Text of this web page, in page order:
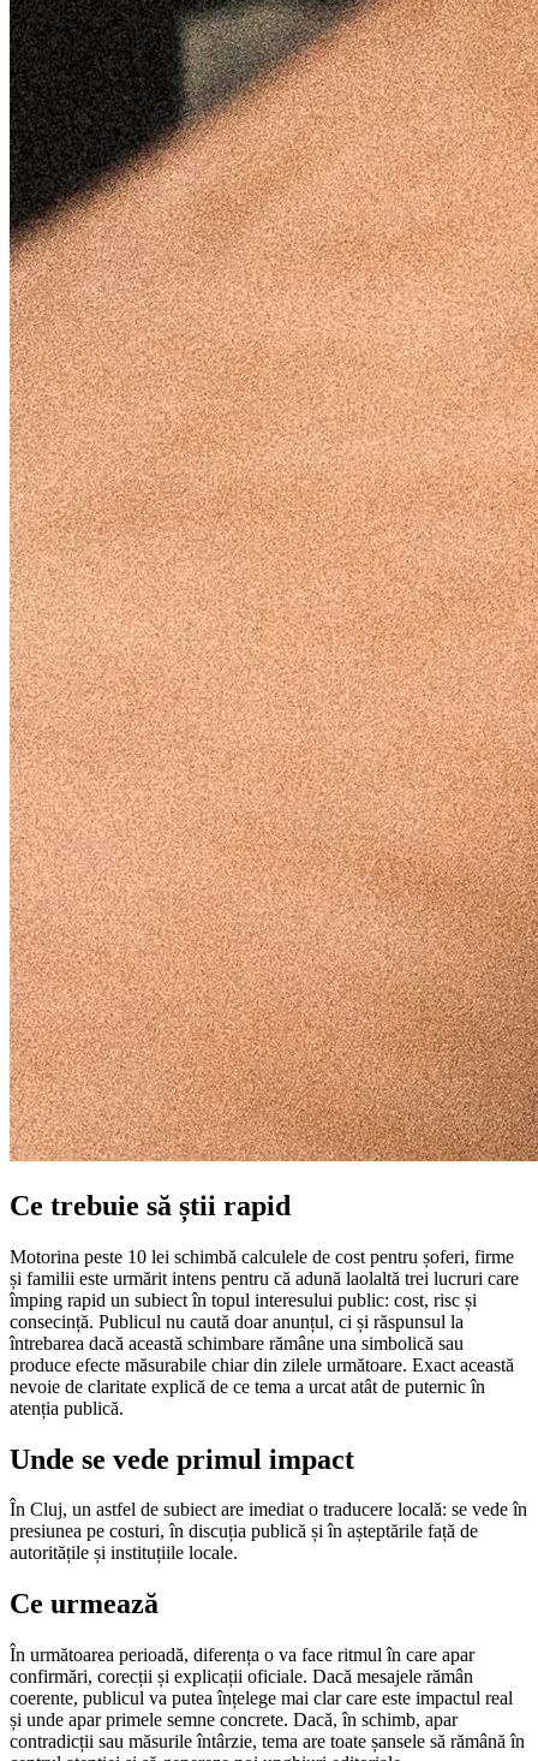
Ce trebuie să știi rapid
Motorina peste 10 lei schimbă calculele de cost pentru șoferi, firme
și familii este urmărit intens pentru că adună laolaltă trei lucruri care
împing rapid un subiect în topul interesului public: cost, risc și
consecință. Publicul nu caută doar anunțul, ci și răspunsul la
întrebarea dacă această schimbare rămâne una simbolică sau
produce efecte măsurabile chiar din zilele următoare. Exact această
nevoie de claritate explică de ce tema a urcat atât de puternic în
atenția publică.
Unde se vede primul impact
În Cluj, un astfel de subiect are imediat o traducere locală: se vede în
presiunea pe costuri, în discuția publică și în așteptările față de
autoritățile și instituțiile locale.
Ce urmează
În următoarea perioadă, diferența o va face ritmul în care apar
confirmări, corecții și explicații oficiale. Dacă mesajele rămân
coerente, publicul va putea înțelege mai clar care este impactul real
și unde apar primele semne concrete. Dacă, în schimb, apar
contradicții sau măsurile întârzie, tema are toate șansele să rămână în